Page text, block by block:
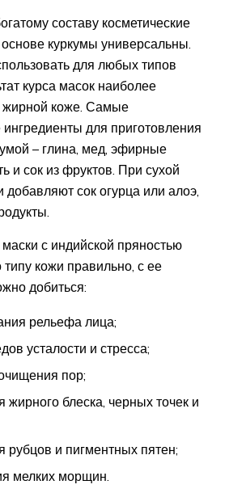
составу косметические
куркумы универсальны.
для любых типов
курса масок наиболее
жирной коже. Самые
для приготовления
– глина, мед, эфирные
и сок из фруктов. При сухой
добавляют сок огурца или алоэ,
с индийской пряностью
кожи правильно, с ее
добиться:
рельефа лица;
усталости и стресса;
пор;
жирного блеска, черных точек и
рубцов и пигментных пятен;
мелких морщин.